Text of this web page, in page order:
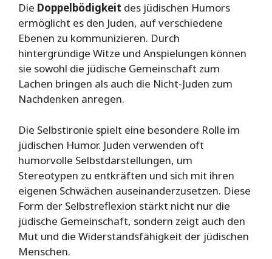
Die Doppelbödigkeit des jüdischen Humors
ermöglicht es den Juden, auf verschiedene
Ebenen zu kommunizieren. Durch
hintergründige Witze und Anspielungen können
sie sowohl die jüdische Gemeinschaft zum
Lachen bringen als auch die Nicht-Juden zum
Nachdenken anregen.
Die Selbstironie spielt eine besondere Rolle im
jüdischen Humor. Juden verwenden oft
humorvolle Selbstdarstellungen, um
Stereotypen zu entkräften und sich mit ihren
eigenen Schwächen auseinanderzusetzen. Diese
Form der Selbstreflexion stärkt nicht nur die
jüdische Gemeinschaft, sondern zeigt auch den
Mut und die Widerstandsfähigkeit der jüdischen
Menschen.